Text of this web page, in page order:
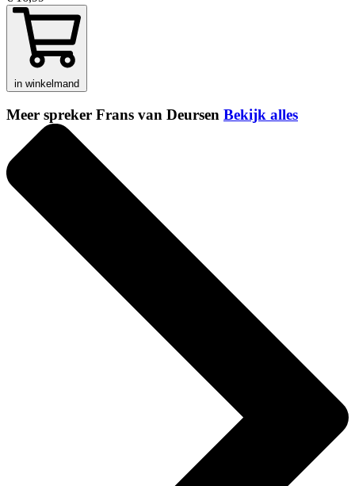
in winkelmand
Meer spreker Frans van Deursen Bekijk alles